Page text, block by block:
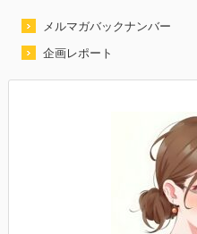
メルマガバックナンバー
企画レポート